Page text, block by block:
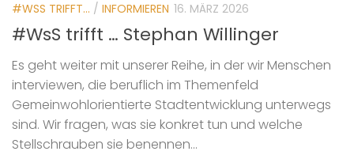
#WSS TRIFFT... / INFORMIEREN 16. MÄRZ 2026
#WsS trifft … Stephan Willinger
Es geht weiter mit unserer Reihe, in der wir Menschen
interviewen, die beruflich im Themenfeld
Gemeinwohlorientierte Stadtentwicklung unterwegs
sind. Wir fragen, was sie konkret tun und welche
Stellschrauben sie benennen...